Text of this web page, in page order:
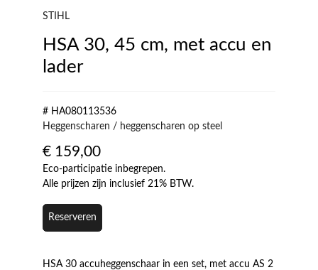
STIHL
HSA 30, 45 cm, met accu en
lader
# HA080113536
Heggenscharen / heggenscharen op steel
€ 159,00
Eco-participatie inbegrepen.
Alle prijzen zijn inclusief 21% BTW.
Reserveren
HSA 30 accuheggenschaar in een set, met accu AS 2